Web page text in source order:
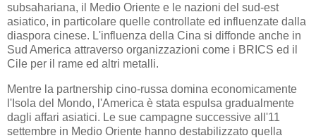
subsahariana, il Medio Oriente e le nazioni del sud-est
asiatico, in particolare quelle controllate ed influenzate dalla
diaspora cinese. L'influenza della Cina si diffonde anche in
Sud America attraverso organizzazioni come i BRICS ed il
Cile per il rame ed altri metalli.
Mentre la partnership cino-russa domina economicamente
l'Isola del Mondo, l'America è stata espulsa gradualmente
dagli affari asiatici. Le sue campagne successive all'11
settembre in Medio Oriente hanno destabilizzato quella